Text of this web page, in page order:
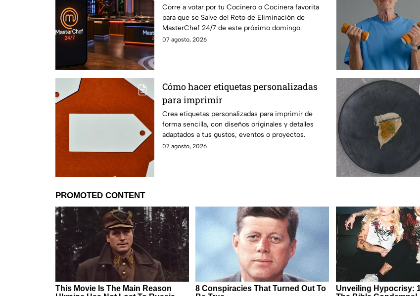
Cocinero del Reto de Eliminación de
este domingo
Corre a votar por tu Cocinero o Cocinera favorita
para que se Salve del Reto de Eliminación de
MasterChef 24/7 de este próximo domingo.
07 agosto, 2026
Cómo hacer etiquetas personalizadas
para imprimir
Crea etiquetas personalizadas para imprimir de
forma sencilla, con diseños originales y detalles
adaptados a tus gustos, eventos o proyectos.
07 agosto, 2026